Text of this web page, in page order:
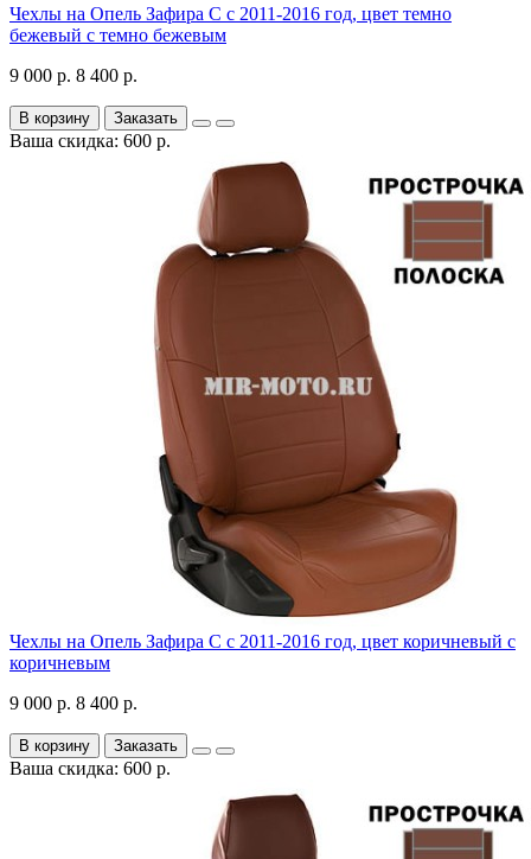
Чехлы на Опель Зафира С с 2011-2016 год, цвет темно
бежевый с темно бежевым
9 000 р. 8 400 р.
В корзину Заказать
Ваша скидка: 600 р.
Чехлы на Опель Зафира С с 2011-2016 год, цвет коричневый с
коричневым
9 000 р. 8 400 р.
В корзину Заказать
Ваша скидка: 600 р.